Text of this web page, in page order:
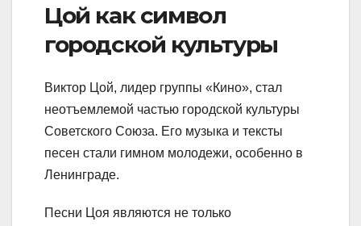
Цой как символ
городской культуры
Виктор Цой, лидер группы «Кино», стал
неотъемлемой частью городской культуры
Советского Союза. Его музыка и тексты
песен стали гимном молодежи, особенно в
Ленинграде.
Песни Цоя являются не только